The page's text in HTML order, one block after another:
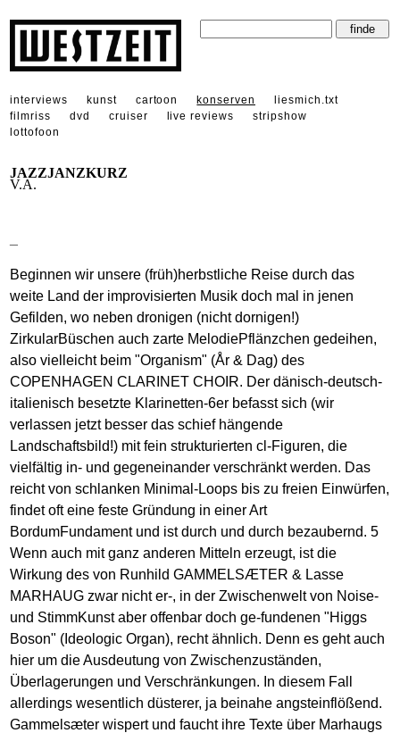
interviews kunst cartoon konserven
liesmich.txt
filmriss
dvd cruiser live reviews
stripshow
lottofoon
JAZZJANZKURZ
V.A.
Beginnen wir unsere (früh)herbstliche Reise durch das
weite Land der improvisierten Musik doch mal in jenen
Gefilden, wo neben dronigen (nicht dornigen!)
ZirkularBüschen auch zarte MelodiePflänzchen gedeihen,
also vielleicht beim "Organism" (År & Dag) des
COPENHAGEN CLARINET CHOIR. Der dänisch-deutsch-
italienisch besetzte Klarinetten-6er befasst sich (wir
verlassen jetzt besser das schief hängende
Landschaftsbild!) mit fein strukturierten cl-Figuren, die
vielfältig in- und gegeneinander verschränkt werden. Das
reicht von schlanken Minimal-Loops bis zu freien Einwürfen,
findet oft eine feste Gründung in einer Art
BordumFundament und ist durch und durch bezaubernd. 5
Wenn auch mit ganz anderen Mitteln erzeugt, ist die
Wirkung des von Runhild GAMMELSÆTER & Lasse
MARHAUG zwar nicht er-, in der Zwischenwelt von Noise-
und StimmKunst aber offenbar doch ge-fundenen "Higgs
Boson" (Ideologic Organ), recht ähnlich. Denn es geht auch
hier um die Ausdeutung von Zwischenzuständen,
Überlagerungen und Verschränkungen. In diesem Fall
allerdings wesentlich düsterer, ja beinahe angsteinflößend.
Gammelsæter wispert und faucht ihre Texte über Marhaugs